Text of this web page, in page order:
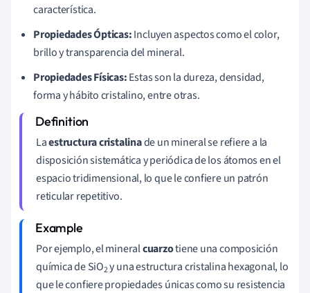
característica.
Propiedades Ópticas:Incluyen aspectos como el color,
brillo y transparencia del mineral.
Propiedades Físicas:Estas son la dureza, densidad,
forma y hábito cristalino, entre otras.
Laestructura cristalinade un mineral se refiere a la
disposición sistemática y periódica de los átomos en el
espacio tridimensional, lo que le confiere un patrón
reticular repetitivo.
Por ejemplo, el mineralcuarzotiene una composición
química de SiO2y una estructura cristalina hexagonal, lo
que le confiere propiedades únicas como su resistencia